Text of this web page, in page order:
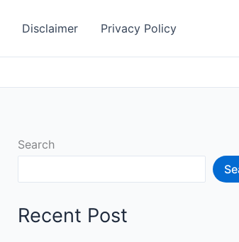
Disclaimer Privacy Policy
Search
Recent Post